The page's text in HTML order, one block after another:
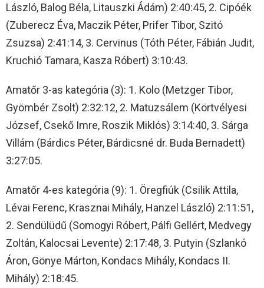
László, Balog Béla, Litauszki Ádám) 2:40:45, 2. Cipóék
(Zuberecz Éva, Maczik Péter, Prifer Tibor, Szitó
Zsuzsa) 2:41:14, 3. Cervinus (Tóth Péter, Fábián Judit,
Kruchió Tamara, Kasza Róbert) 3:10:43.
Amatőr 3-as kategória (3): 1. Kolo (Metzger Tibor,
Gyömbér Zsolt) 2:32:12, 2. Matuzsálem (Körtvélyesi
József, Csekő Imre, Roszik Miklós) 3:14:40, 3. Sárga
Villám (Bárdics Péter, Bárdicsné dr. Buda Bernadett)
3:27:05.
Amatőr 4-es kategória (9): 1. Öregfiúk (Csilik Attila,
Lévai Ferenc, Krasznai Mihály, Hanzel László) 2:11:51,
2. Sendülüdű (Somogyi Róbert, Pálfi Gellért, Medvegy
Zoltán, Kalocsai Levente) 2:17:48, 3. Putyin (Szlankó
Áron, Gönye Márton, Kondacs Mihály, Kondacs II.
Mihály) 2:18:45.